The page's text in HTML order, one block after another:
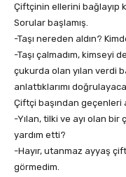
Çiftçinin ellerini bağlayıp
Sorular başlamış.
-Taşı nereden aldın?
-Taşı çalmadım, kimseyi
çukurda olan yılan verdi
anlattıklarımı
Çiftçi başından geçenleri
-Yılan, tilki ve ayı olan bir
yardım etti?
-Hayır, utanmaz ayyaş
görmedim.